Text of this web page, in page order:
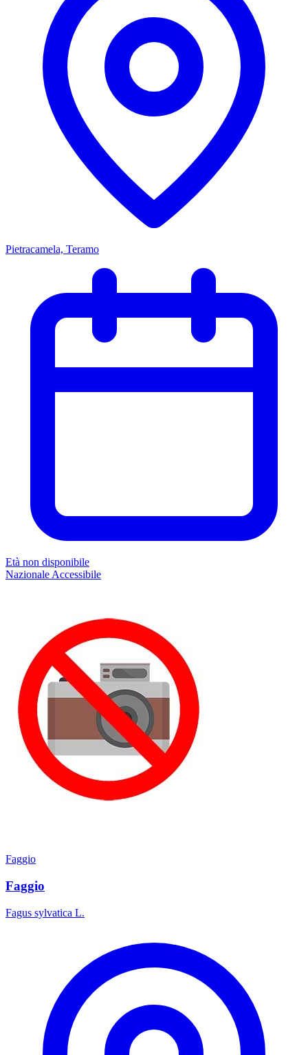
Pietracamela, Teramo
Età non disponibile
Nazionale Accessibile
Faggio
Faggio
Fagus sylvatica L.